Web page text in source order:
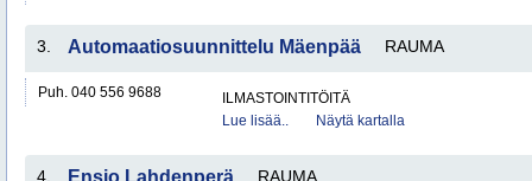
3. Automaatiosuunnittelu Mäenpää RAUMA
Puh. 040 556 9688
ILMASTOINTITÖITÄ
Lue lisää..
Näytä kartalla
4. Ensio Lahdenperä RAUMA